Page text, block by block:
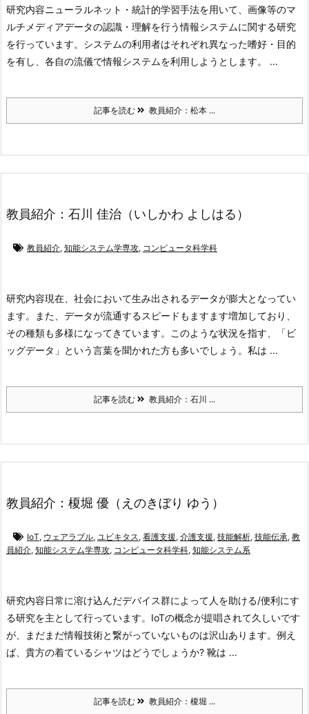
研究内容ニューラルネット・統計的学習手法を用いて、画像等のマ
ルチメディアデータの認識・理解を行う情報システムに関する研究
を行っています。システムの利用者はそれぞれ異なった嗜好・目的
を有し、各自の流儀で情報システムを利用しようとします。 ...
記事を読む 教員紹介：松本 ...
教員紹介：石川 佳治（いしかわ よしはる）
教員紹介, 知能システム学専攻, コンピュータ科学科
研究内容現在、社会において生み出されるデータが膨大となってい
ます。また、データが流通するスピードもますます増加しており、
その種類も多様になってきています。このような状況を指す、「ビ
ッグデータ」という言葉を聞かれた方も多いでしょう。私は ...
記事を読む 教員紹介：石川 ...
教員紹介：榎堀 優（えのきぼり ゆう）
IoT, ウェアラブル, ユビキタス , 看護支援, 介護支援, 技能解析, 技能伝承, 教
員紹介, 知能システム学専攻, コンピュータ科学科, 知能システム系
研究内容日常に溶け込んだデバイス群によって人を助ける/便利にす
る研究を主として行っています。IoTの概念が提唱されて久しいです
が、まだまだ情報技術と繋がっていないものは沢山あります。例え
ば、貴方の着ているシャツはどうでしょうか? 靴は ...
記事を読む 教員紹介：榎堀 ...